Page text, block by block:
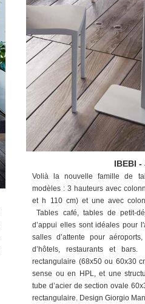
IBEBI -
Volià la nouvelle famille de
modèles : 3 hauteurs avec
et h 110 cm) et une avec
Tables café, tables de petit-
d’appui elles sont idéales pour
salles d’attente pour
d’hôtels, restaurants et
rectangulaire (68x50 ou 60x30
sense ou en HPL, et une
tube d’acier de section ovale
rectangulaire. Design Giorgio